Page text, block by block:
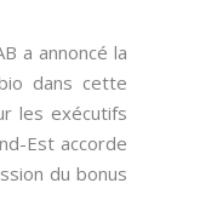
a annoncé la
dans cette
les exécutifs
Est accorde
du bonus